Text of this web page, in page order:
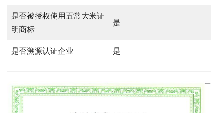
是否被授权使用五常大米证
明商标
是
是否溯源认证企业 是